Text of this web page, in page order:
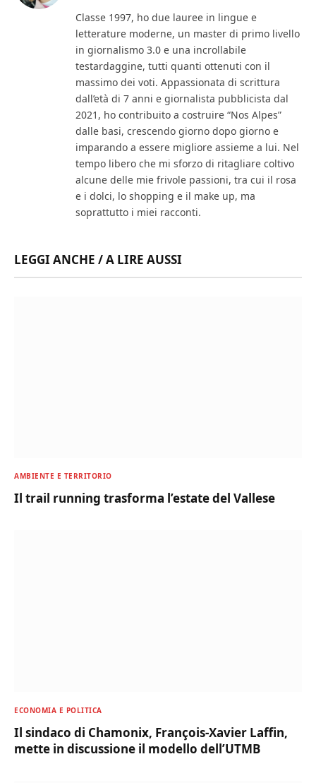
Classe 1997, ho due lauree in lingue e
letterature moderne, un master di primo livello
in giornalismo 3.0 e una incrollabile
testardaggine, tutti quanti ottenuti con il
massimo dei voti. Appassionata di scrittura
dall’età di 7 anni e giornalista pubblicista dal
2021, ho contribuito a costruire “Nos Alpes”
dalle basi, crescendo giorno dopo giorno e
imparando a essere migliore assieme a lui. Nel
tempo libero che mi sforzo di ritagliare coltivo
alcune delle mie frivole passioni, tra cui il rosa
e i dolci, lo shopping e il make up, ma
soprattutto i miei racconti.
LEGGI ANCHE / A LIRE AUSSI
AMBIENTE E TERRITORIO
Il trail running trasforma l’estate del Vallese
ECONOMIA E POLITICA
Il sindaco di Chamonix, François-Xavier Laffin,
mette in discussione il modello dell’UTMB